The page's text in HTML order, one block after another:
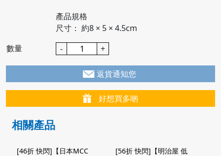
產品規格
尺寸： 約8 × 5 × 4.5cm
數量
- +
返貨通知您
好想買多啲
相關產品
[46折 快閃]【日本MCC
[56折 快閃]【明治屋 低